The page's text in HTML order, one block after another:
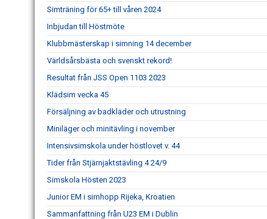
Simträning för 65+ till våren 2024
Inbjudan till Höstmöte
Klubbmästerskap i simning 14 december
Världsårsbästa och svenskt rekord!
Resultat från JSS Open 1103 2023
Klädsim vecka 45
Försäljning av badkläder och utrustning
Miniläger och minitävling i november
Intensivsimskola under höstlovet v. 44
Tider från Stjärnjaktstävling 4 24/9
Simskola Hösten 2023
Junior EM i simhopp Rijeka, Kroatien
Sammanfattning från U23 EM i Dublin